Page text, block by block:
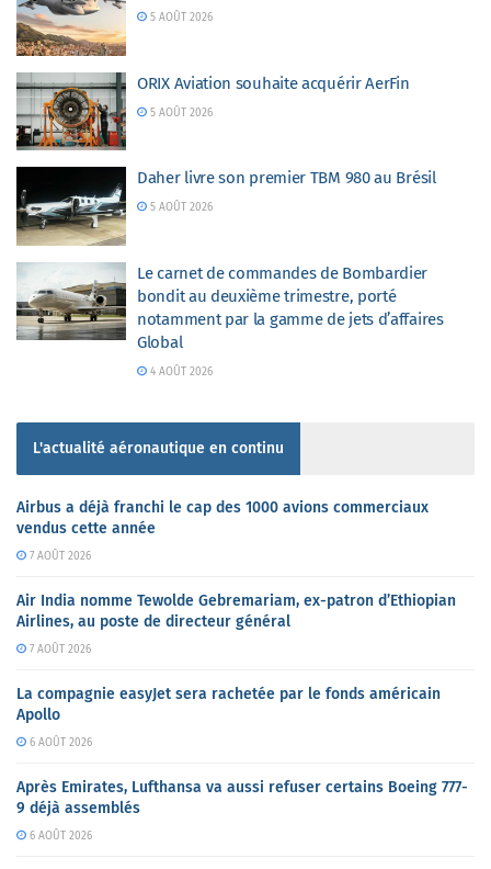
5 AOÛT 2026
ORIX Aviation souhaite acquérir AerFin
5 AOÛT 2026
Daher livre son premier TBM 980 au Brésil
5 AOÛT 2026
Le carnet de commandes de Bombardier
bondit au deuxième trimestre, porté
notamment par la gamme de jets d’affaires
Global
4 AOÛT 2026
L'actualité aéronautique en continu
Airbus a déjà franchi le cap des 1000 avions commerciaux
vendus cette année
7 AOÛT 2026
Air India nomme Tewolde Gebremariam, ex-patron d’Ethiopian
Airlines, au poste de directeur général
7 AOÛT 2026
La compagnie easyJet sera rachetée par le fonds américain
Apollo
6 AOÛT 2026
Après Emirates, Lufthansa va aussi refuser certains Boeing 777-
9 déjà assemblés
6 AOÛT 2026